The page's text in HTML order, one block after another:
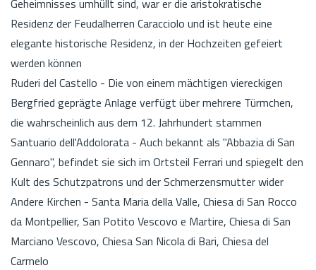
Geheimnisses umhüllt sind, war er die aristokratische
Residenz der Feudalherren Caracciolo und ist heute eine
elegante historische Residenz, in der Hochzeiten gefeiert
werden können
Ruderi del Castello - Die von einem mächtigen viereckigen
Bergfried geprägte Anlage verfügt über mehrere Türmchen,
die wahrscheinlich aus dem 12. Jahrhundert stammen
Santuario dell'Addolorata - Auch bekannt als "Abbazia di San
Gennaro", befindet sie sich im Ortsteil Ferrari und spiegelt den
Kult des Schutzpatrons und der Schmerzensmutter wider
Andere Kirchen - Santa Maria della Valle, Chiesa di San Rocco
da Montpellier, San Potito Vescovo e Martire, Chiesa di San
Marciano Vescovo, Chiesa San Nicola di Bari, Chiesa del
Carmelo